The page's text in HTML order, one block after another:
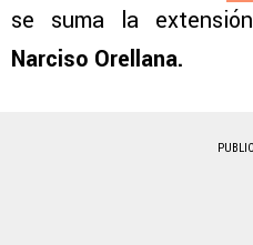
se suma la
Narciso Orellana.